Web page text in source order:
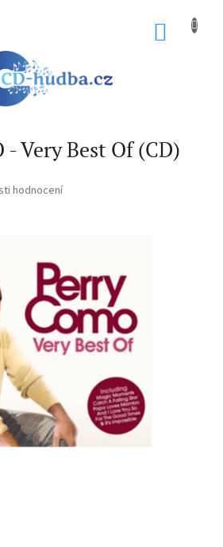
- Very Best Of (CD)
hodnocení